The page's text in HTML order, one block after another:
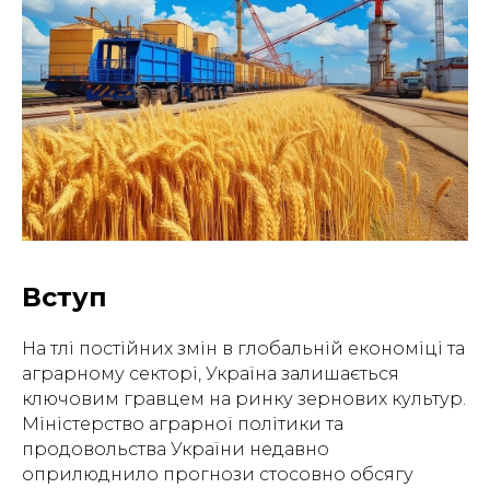
Вступ
На тлі постійних змін в глобальній економіці та
аграрному секторі, Україна залишається
ключовим гравцем на ринку зернових культур.
Міністерство аграрної політики та
продовольства України недавно
оприлюднило прогнози стосовно обсягу